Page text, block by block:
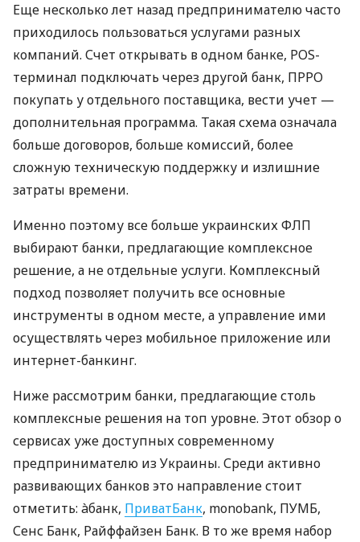
Еще несколько лет назад предпринимателю часто
приходилось пользоваться услугами разных
компаний. Счет открывать в одном банке, POS-
терминал подключать через другой банк, ПРРО
покупать у отдельного поставщика, вести учет —
дополнительная программа. Такая схема означала
больше договоров, больше комиссий, более
сложную техническую поддержку и излишние
затраты времени.
Именно поэтому все больше украинских ФЛП
выбирают банки, предлагающие комплексное
решение, а не отдельные услуги. Комплексный
подход позволяет получить все основные
инструменты в одном месте, а управление ими
осуществлять через мобильное приложение или
интернет-банкинг.
Ниже рассмотрим банки, предлагающие столь
комплексные решения на топ уровне. Этот обзор о
сервисах уже доступных современному
предпринимателю из Украины. Среди активно
развивающих банков это направление стоит
отметить: àбанк, ПриватБанк, monobank, ПУМБ,
Сенс Банк, Райффайзен Банк. В то же время набор